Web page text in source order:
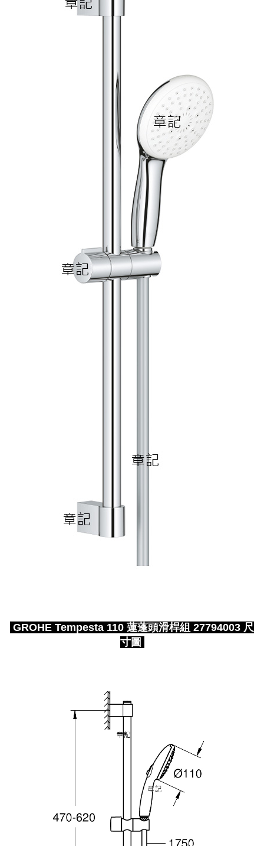
GROHE Tempesta 110 蓮蓬頭滑桿組 27794003 尺
寸圖